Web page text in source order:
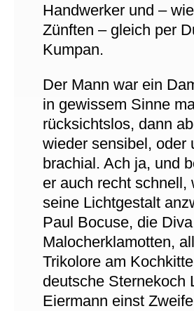
Handwerker und –
Zünften – gleich per
Kumpan.
Der Mann war ein
in gewissem Sinne
rücksichtslos, dann
wieder sensibel, oder
brachial. Ach ja, und
er auch recht schnell,
seine Lichtgestalt
Paul Bocuse, die
Malocherklamotten,
Trikolore am
deutsche Sternekoch
Eiermann einst